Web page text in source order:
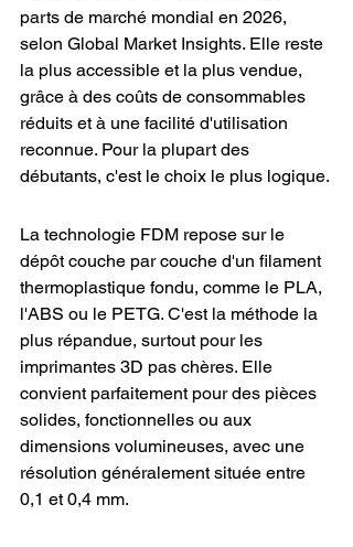
parts de marché mondial en 2026,
selon Global Market Insights. Elle reste
la plus accessible et la plus vendue,
grâce à des coûts de consommables
réduits et à une facilité d'utilisation
reconnue. Pour la plupart des
débutants, c'est le choix le plus logique.
La technologie FDM repose sur le
dépôt couche par couche d'un filament
thermoplastique fondu, comme le PLA,
l'ABS ou le PETG. C'est la méthode la
plus répandue, surtout pour les
imprimantes 3D pas chères. Elle
convient parfaitement pour des pièces
solides, fonctionnelles ou aux
dimensions volumineuses, avec une
résolution généralement située entre
0,1 et 0,4 mm.